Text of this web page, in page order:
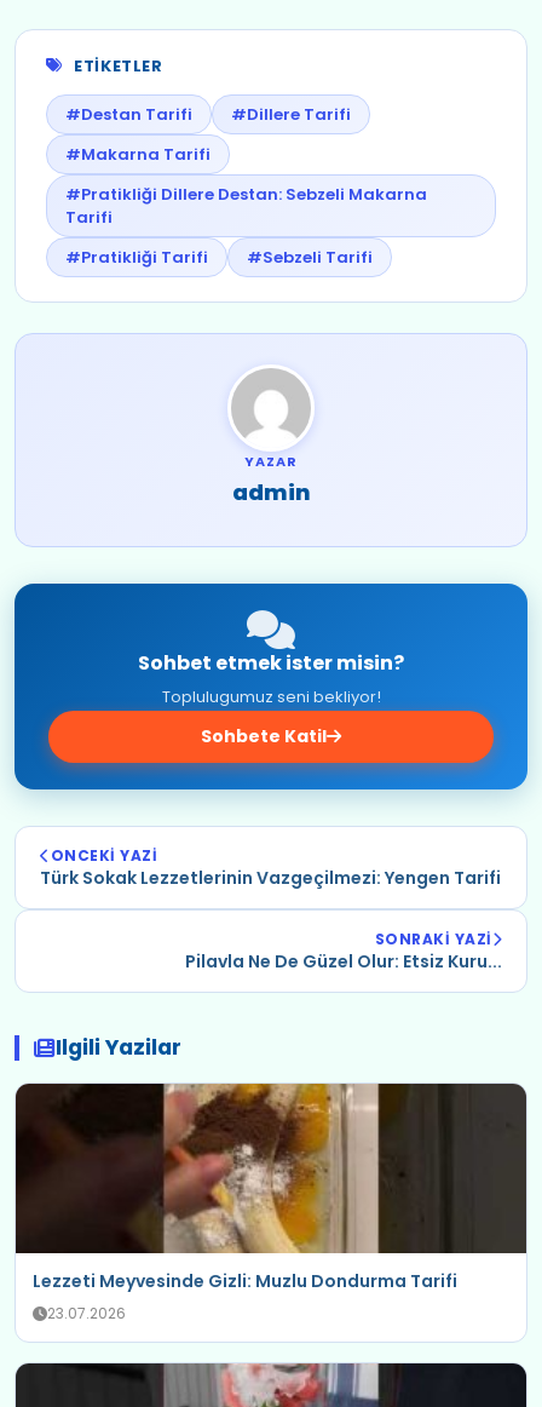
ETIKETLER
#Destan Tarifi
#Dillere Tarifi
#Makarna Tarifi
#Pratikliği Dillere Destan: Sebzeli Makarna
Tarifi
#Pratikliği Tarifi
#Sebzeli Tarifi
YAZAR
admin
Sohbet etmek ister misin?
Toplulugumuz seni bekliyor!
Sohbete Katil
ONCEKI YAZI
Türk Sokak Lezzetlerinin Vazgeçilmezi: Yengen Tarifi
SONRAKI YAZI
Pilavla Ne De Güzel Olur: Etsiz Kuru...
Ilgili Yazilar
Lezzeti Meyvesinde Gizli: Muzlu Dondurma Tarifi
23.07.2026